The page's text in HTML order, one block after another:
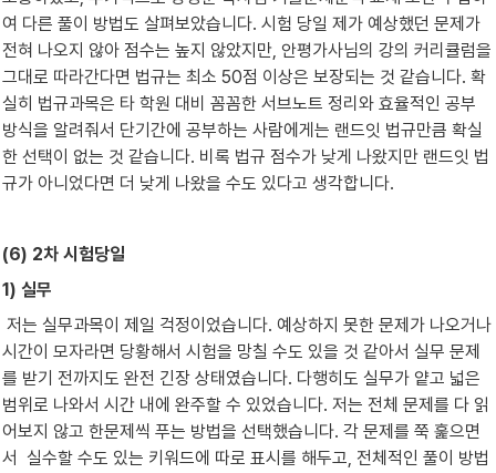
여 다른 풀이 방법도 살펴보았습니다. 시험 당일 제가 예상했던 문제가
전혀 나오지 않아 점수는 높지 않았지만, 안평가사님의 강의 커리큘럼을
그대로 따라간다면 법규는 최소 50점 이상은 보장되는 것 같습니다. 확
실히 법규과목은 타 학원 대비 꼼꼼한 서브노트 정리와 효율적인 공부
방식을 알려줘서 단기간에 공부하는 사람에게는 랜드잇 법규만큼 확실
한 선택이 없는 것 같습니다. 비록 법규 점수가 낮게 나왔지만 랜드잇 법
규가 아니었다면 더 낮게 나왔을 수도 있다고 생각합니다.
(6) 2차 시험당일
1) 실무
시간이 모자라면 당황해서 시험을 망칠 수도 있을 것 같아서 실무 문제
를 받기 전까지도 완전 긴장 상태였습니다. 다행히도 실무가 얕고 넓은
범위로 나와서 시간 내에 완주할 수 있었습니다. 저는 전체 문제를 다 읽
어보지 않고 한문제씩 푸는 방법을 선택했습니다. 각 문제를 쭉 훑으면
서  실수할 수도 있는 키워드에 따로 표시를 해두고, 전체적인 풀이 방법